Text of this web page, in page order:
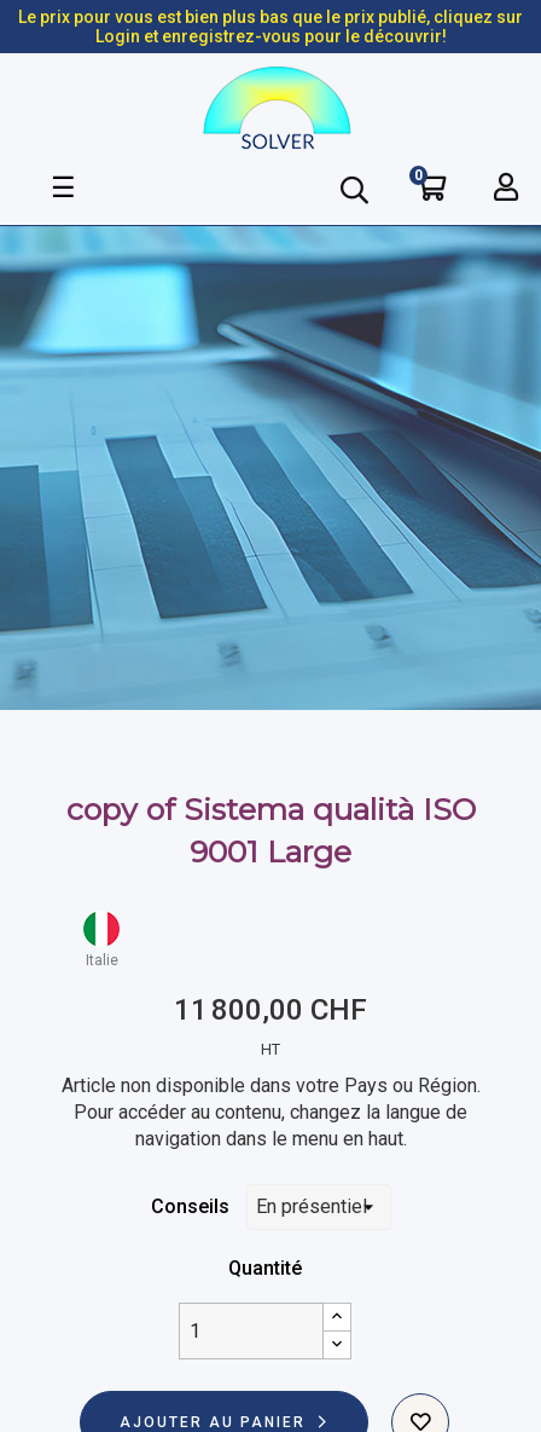
Le prix pour vous est bien plus bas que le prix publié, cliquez sur
Login et enregistrez-vous pour le découvrir!
Basculer
navigation
☰ 0
copy of Sistema qualità ISO
9001 Large
Italie
11 800,00 CHF
HT
Article non disponible dans votre Pays ou Région.
Pour accéder au contenu, changez la langue de
navigation dans le menu en haut.
Conseils
Quantité
AJOUTER AU PANIER